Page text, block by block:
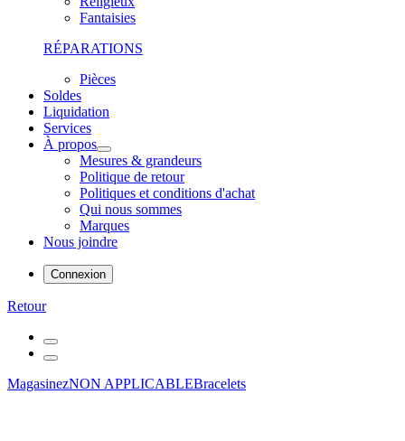
Fantaisies
RÉPARATIONS
Pièces
Soldes
Liquidation
Services
À propos
Mesures & grandeurs
Politique de retour
Politiques et conditions d'achat
Qui nous sommes
Marques
Nous joindre
Connexion
Retour
MagasinezNON APPLICABLEBracelets